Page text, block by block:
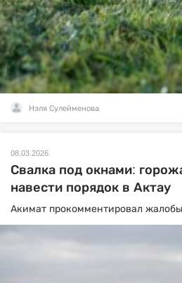
Нэля Сулейменова
08.03.2026
Свалка под окнами:
навести порядок в Актау
Акимат прокомментировал жалобы